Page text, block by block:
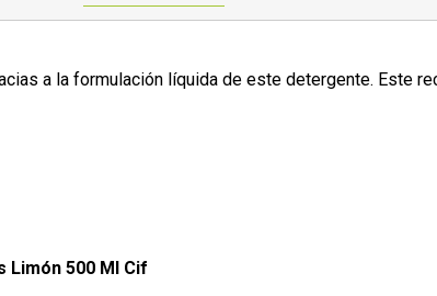
a la formulación líquida de este detergente. Este
Limón 500 Ml Cif